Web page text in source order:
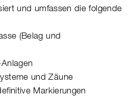
und umfassen die folgende
(Belag und
und Zäune
Markierungen